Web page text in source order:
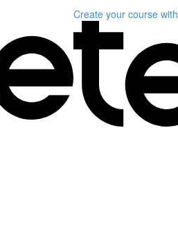
Create your course with